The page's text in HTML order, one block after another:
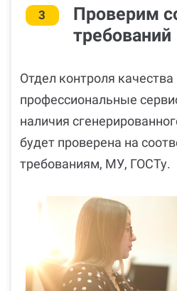
3
Проверим
требований
Отдел контроля качества
профессиональные
наличия
будет проверена на
требованиям, МУ, ГОСТу.